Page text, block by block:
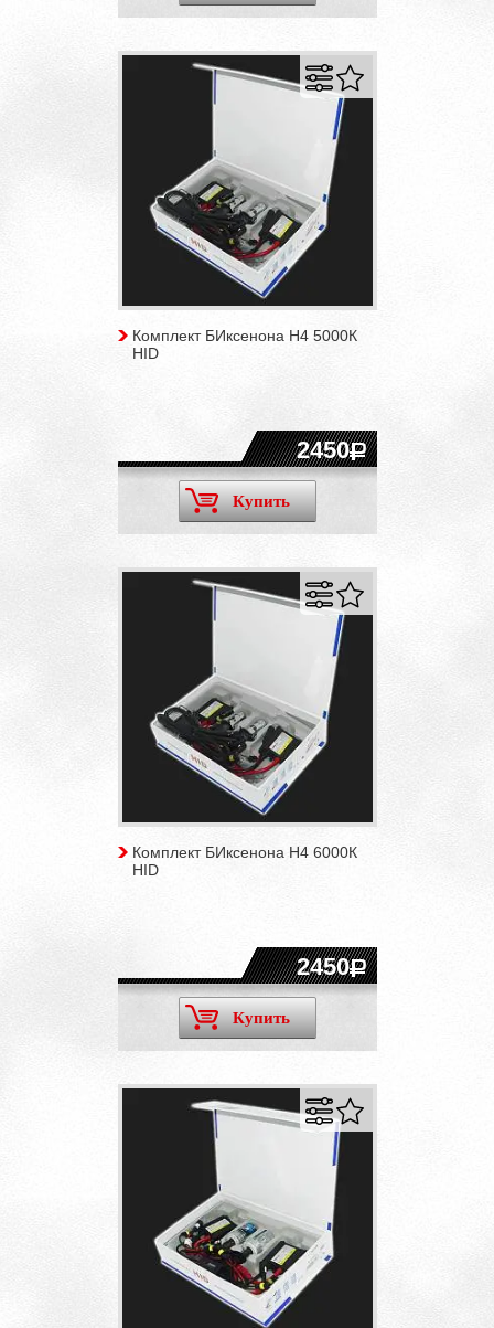
Комплект БИксенона H4 5000К
HID
2450
Купить
Комплект БИксенона H4 6000К
HID
2450
Купить